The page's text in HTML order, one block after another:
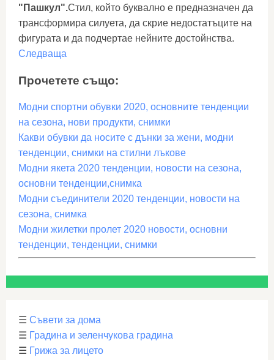
"Пашкул".Стил, който буквално е предназначен да
трансформира силуета, да скрие недостатъците на
фигурата и да подчертае нейните достойнства.
Следваща
Прочетете също:
Модни спортни обувки 2020, основните тенденции
на сезона, нови продукти, снимки
Какви обувки да носите с дънки за жени, модни
тенденции, снимки на стилни лъкове
Модни якета 2020 тенденции, новости на сезона,
основни тенденции,снимка
Модни съединители 2020 тенденции, новости на
сезона, снимка
Модни жилетки пролет 2020 новости, основни
тенденции, тенденции, снимки
☰ Съвети за дома
☰ Градина и зеленчукова градина
☰ Грижа за лицето